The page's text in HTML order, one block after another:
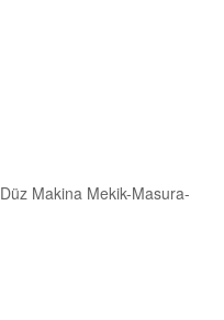
Düz Makina Mekik-Masura-